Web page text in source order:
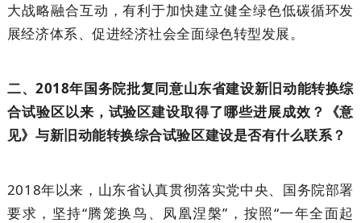
大战略融合互动，有利于加快建立健全绿色低碳循环发
展经济体系、促进经济社会全面绿色转型发展。
二、2018年国务院批复同意山东省建设新旧动能转换综
合试验区以来，试验区建设取得了哪些进展成效？《意
见》与新旧动能转换综合试验区建设是否有什么联系？
2018年以来，山东省认真贯彻落实党中央、国务院部署
要求，坚持“腾笼换鸟、凤凰涅槃”，按照“一年全面起